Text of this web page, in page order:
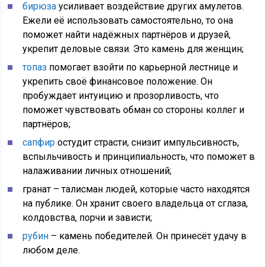
бирюза усиливает воздействие других амулетов.
Ежели её использовать самостоятельно, то она
поможет найти надёжных партнёров и друзей,
укрепит деловые связи. Это камень для женщин;
топаз помогает взойти по карьерной лестнице и
укрепить своё финансовое положение. Он
пробуждает интуицию и прозорливость, что
поможет чувствовать обман со стороны коллег и
партнёров;
сапфир остудит страсти, снизит импульсивность,
вспыльчивость и принципиальность, что поможет в
налаживании личных отношений;
гранат – талисман людей, которые часто находятся
на публике. Он хранит своего владельца от сглаза,
колдовства, порчи и зависти;
рубин – камень победителей. Он принесёт удачу в
любом деле.